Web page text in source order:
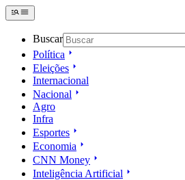
Buscar
Política
Eleições
Internacional
Nacional
Agro
Infra
Esportes
Economia
CNN Money
Inteligência Artificial